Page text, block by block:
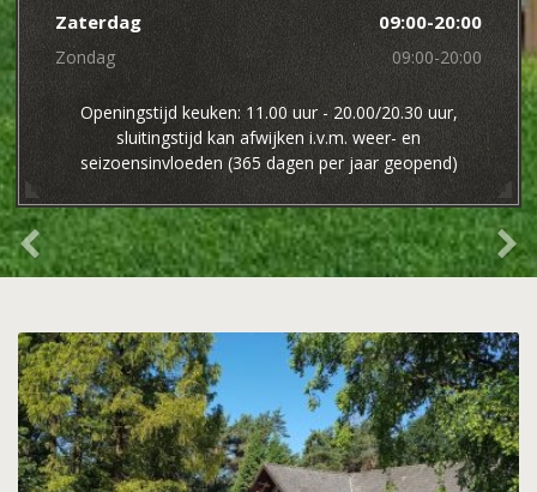
Zaterdag 09:00-20:00
Zondag 09:00-20:00
Openingstijd keuken: 11.00 uur - 20.00/20.30 uur,
sluitingstijd kan afwijken i.v.m. weer- en
seizoensinvloeden (365 dagen per jaar geopend)